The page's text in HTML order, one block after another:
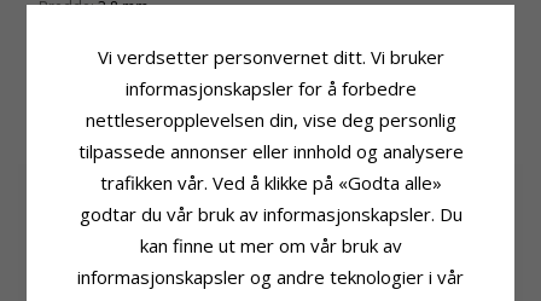
Bredde:3,8 mm
Venezia Max:1,4 mm
BESLEKTEDE PRODUKTER
Vi verdsetter personvernet ditt. Vi bruker
informasjonskapsler for å forbedre
nettleseropplevelsen din, vise deg personlig
tilpassede annonser eller innhold og analysere
trafikken vår. Ved å klikke på «Godta alle»
godtar du vår bruk av informasjonskapsler. Du
kan finne ut mer om vår bruk av
informasjonskapsler og andre teknologier i vår